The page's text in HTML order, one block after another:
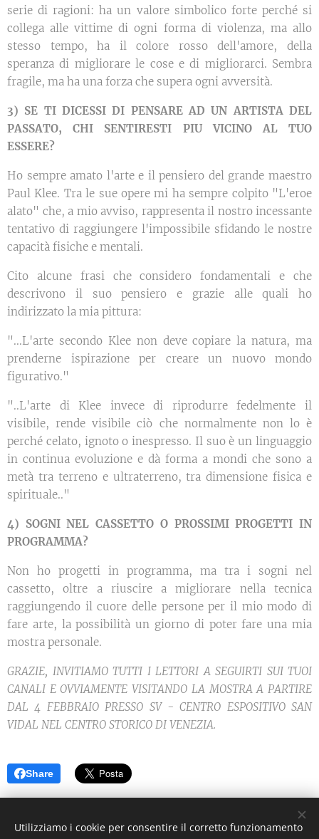
serie di ragioni: ha un valore simbolico forte perché si
collega alle vittime di ogni forma di violenza, ma allo
stesso tempo, ha il colore rosso dell'amore, della
speranza di migliorare le cose e di migliorarci. Sembra
fragile, ma ha una forza che supera ogni avversità.
3) SE TI DICESSI DI PENSARE AD UN ARTISTA DEL
PASSATO, CHI SENTIRESTI PIU VICINO AL TUO
ESSERE?
Ho sempre amato l'arte e il pensiero del grande maestro
Paul Klee. Tra le sue opere mi ha sempre colpito "L'eroe
alato" che, a mio avviso, rappresenta il nostro incessante
tentativo di raggiungere l'impossibile sfidando le nostre
capacità fisiche e mentali.
Cito alcune frasi che considero fondamentali e che
descrivono il suo pensiero e grazie alle quali ho
indirizzato la mia pittura:
"...L'arte secondo Klee non deve copiare la natura, ma
prenderne ispirazione per creare un nuovo mondo
figurativo."
"..L'arte di Klee invece di riprodurre fedelmente il
visibile, rende visibile ciò che normalmente non lo è
perché celato, ignoto o inespresso. Il suo è un linguaggio
in continua evoluzione e dà forma a mondi che sono a
metà tra terreno e ultraterreno, tra dimensione fisica e
spirituale.."
4) SOGNI NEL CASSETTO O PROSSIMI PROGETTI IN
PROGRAMMA?
Non ho progetti in programma, ma tra i sogni nel
cassetto, oltre a riuscire a migliorare nella tecnica
raggiungendo il cuore delle persone per il mio modo di
fare arte, la possibilità un giorno di poter fare una mia
mostra personale.
GRAZIE, INVITIAMO TUTTI I LETTORI A SEGUIRTI SUI TUOI
CANALI E OVVIAMENTE VISITANDO LA MOSTRA A PARTIRE
DAL 4 FEBBRAIO PRESSO SV - CENTRO ESPOSITIVO SAN
VIDAL NEL CENTRO STORICO DI VENEZIA.
Share
Utilizziamo i cookie per consentire il corretto funzionamento